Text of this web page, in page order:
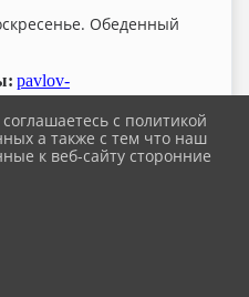
Обеденный
pavlov-
и
направляются на
для связи со
района
с политикой
а также с тем что наш
к веб-сайту сторонние